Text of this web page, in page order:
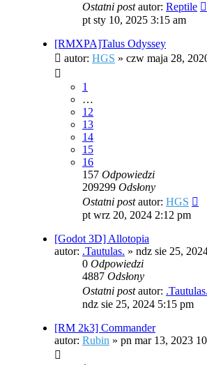
Ostatni postautor: Reptile
pt sty 10, 2025 3:15 am
[RMXPA]Talus Odyssey
autor: HGS » czw maja 28,
1
…
12
13
14
15
16
157 Odpowiedzi
209299 Odsłony
Ostatni postautor: HGS
pt wrz 20, 2024 2:12 pm
[Godot 3D] Allotopia
autor: .Tautulas. » ndz sie 25,
0 Odpowiedzi
4887 Odsłony
Ostatni postautor: .Tautulas.
ndz sie 25, 2024 5:15 pm
[RM 2k3] Commander
autor: Rubin » pn mar 13, 2023